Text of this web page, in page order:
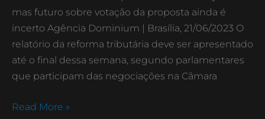
mas futuro sobre votação da proposta ainda é
incerto Agência Dominium | Brasília, 21/06/2023 O
relatório da reforma tributária deve ser apresentado
até o final dessa semana, segundo parlamentares
que participam das negociações na Câmara
para
tentar
diminuir
incertezas
Read More »